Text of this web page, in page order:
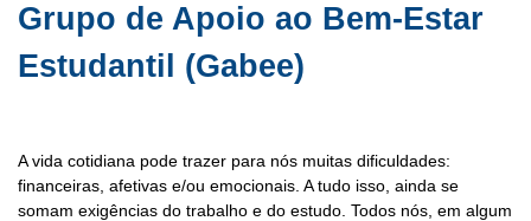
Grupo de Apoio ao Bem-Estar
Estudantil (Gabee)
A vida cotidiana pode trazer para nós muitas dificuldades:
financeiras, afetivas e/ou emocionais. A tudo isso, ainda se
somam exigências do trabalho e do estudo. Todos nós, em algum